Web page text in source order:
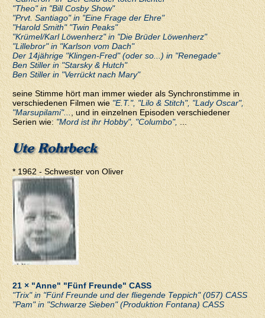
"Theo" in "Bill Cosby Show"
"Prvt. Santiago" in "Eine Frage der Ehre"
"Harold Smith" "Twin Peaks"
"Krümel/Karl Löwenherz" in "Die Brüder Löwenherz"
"Lillebror" in "Karlson vom Dach"
Der 14jährige "Klingen-Fred" (oder so...) in "Renegade"
Ben Stiller in "Starsky & Hutch"
Ben Stiller in "Verrückt nach Mary"
seine Stimme hört man immer wieder als Synchronstimme in
verschiedenen Filmen wie"E.T.", "Lilo & Stitch", "Lady Oscar",
"Marsupilami"..., und in einzelnen Episoden verschiedener
Serien wie:"Mord ist ihr Hobby", "Columbo",...
Ute Rohrbeck
* 1962 - Schwester von Oliver
21 × "Anne" "Fünf Freunde" CASS
"Trix" in "Fünf Freunde und der fliegende Teppich" (057) CASS
"Pam" in "Schwarze Sieben" (Produktion Fontana) CASS